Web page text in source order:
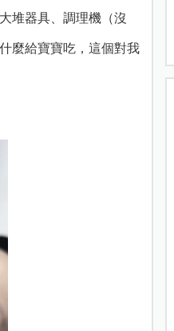
堆器具、調理機（沒
麼給寶寶吃，這個對我